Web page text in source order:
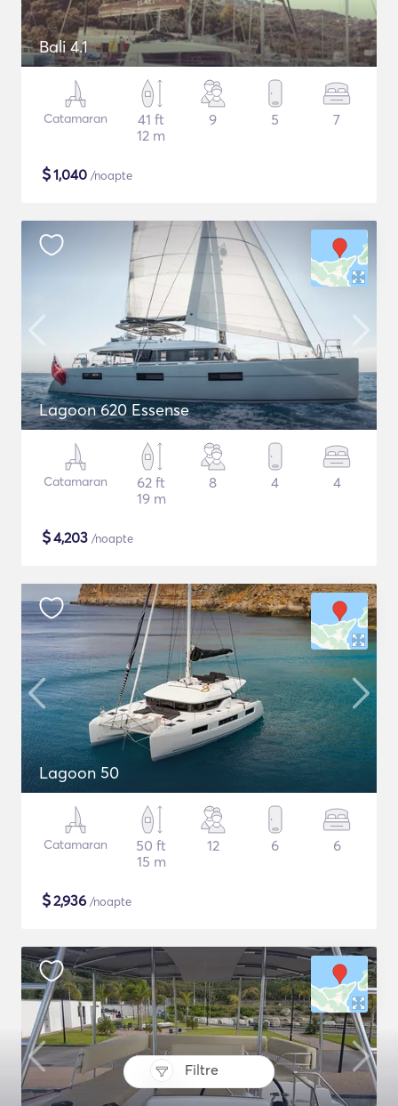
Filtre
Bali 4.1
Catamaran
41 ft
12 m
9 5 7
$1,040 /noapte
Lagoon 620 Essense
Catamaran
62 ft
19 m
8 4 4
$4,203 /noapte
Lagoon 50
Catamaran
50 ft
15 m
12 6 6
$2,936 /noapte